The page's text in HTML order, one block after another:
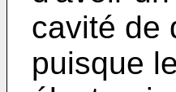
cavité de
puisque